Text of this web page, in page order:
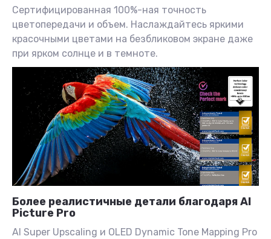
Сертифицированная 100%-ная точность
цветопередачи и объем. Наслаждайтесь яркими
красочными цветами на безбликовом экране даже
при ярком солнце и в темноте.
Более реалистичные детали благодаря AI
Picture Pro
AI Super Upscaling и OLED Dynamic Tone Mapping Pro